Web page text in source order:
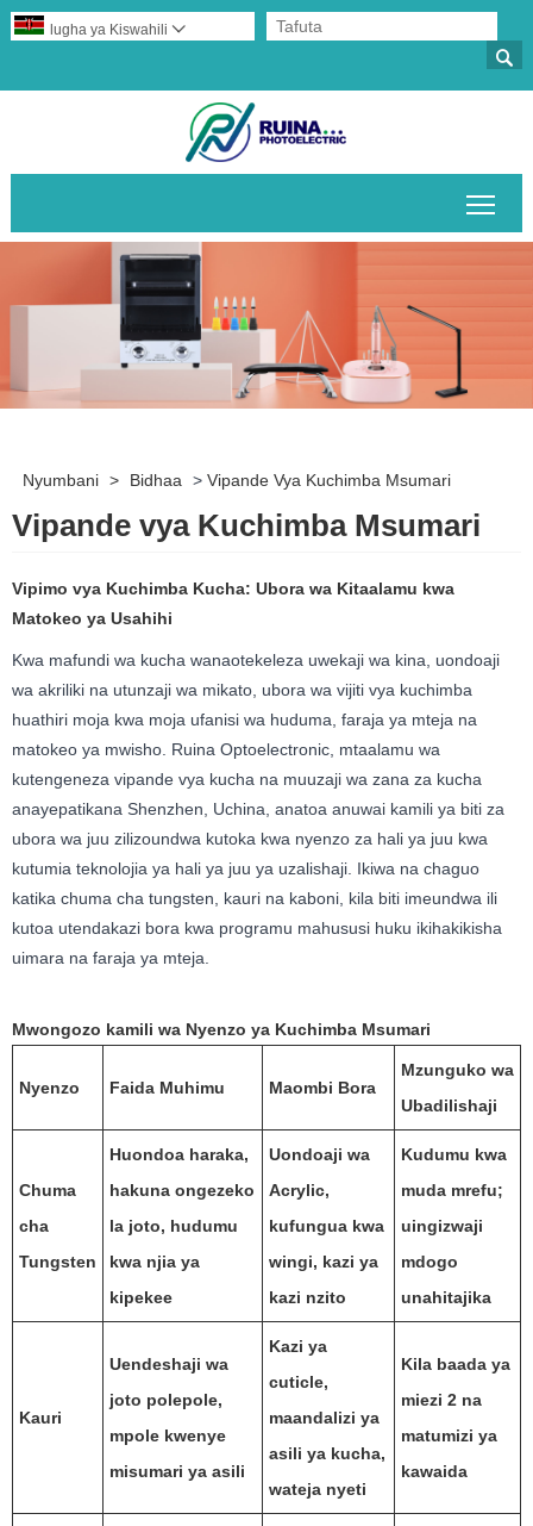

lugha ya Kiswahili 
Nyumbani > Bidhaa > Vipande Vya Kuchimba Msumari
Vipande vya Kuchimba Msumari
Vipimo vya Kuchimba Kucha: Ubora wa Kitaalamu kwa
Matokeo ya Usahihi
Kwa mafundi wa kucha wanaotekeleza uwekaji wa kina, uondoaji
wa akriliki na utunzaji wa mikato, ubora wa vijiti vya kuchimba
huathiri moja kwa moja ufanisi wa huduma, faraja ya mteja na
matokeo ya mwisho. Ruina Optoelectronic, mtaalamu wa
kutengeneza vipande vya kucha na muuzaji wa zana za kucha
anayepatikana Shenzhen, Uchina, anatoa anuwai kamili ya biti za
ubora wa juu zilizoundwa kutoka kwa nyenzo za hali ya juu kwa
kutumia teknolojia ya hali ya juu ya uzalishaji. Ikiwa na chaguo
katika chuma cha tungsten, kauri na kaboni, kila biti imeundwa ili
kutoa utendakazi bora kwa programu mahususi huku ikihakikisha
uimara na faraja ya mteja.
Mwongozo kamili wa Nyenzo ya Kuchimba Msumari
Nyenzo Faida Muhimu Maombi Bora
Mzunguko wa
Ubadilishaji
Chuma
cha
Tungsten
Huondoa haraka,
hakuna ongezeko
la joto, hudumu
kwa njia ya
kipekee
Uondoaji wa
Acrylic,
kufungua kwa
wingi, kazi ya
kazi nzito
Kudumu kwa
muda mrefu;
uingizwaji
mdogo
unahitajika
Kauri
Uendeshaji wa
joto polepole,
mpole kwenye
misumari ya asili
Kazi ya
cuticle,
maandalizi ya
asili ya kucha,
wateja nyeti
Kila baada ya
miezi 2 na
matumizi ya
kawaida